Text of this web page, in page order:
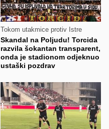
Tokom utakmice protiv Istre
Skandal na Poljudu! Torcida
razvila šokantan transparent,
onda je stadionom odjeknuo
ustaški pozdrav